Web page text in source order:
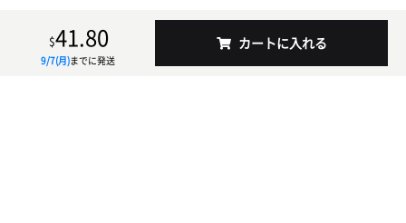
$41.80
9/7(月)までに発送
カートに入れる
運営会社